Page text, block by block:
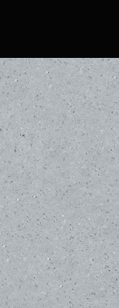
TẮC THÔNG MINH